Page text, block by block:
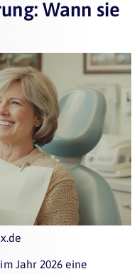
Wann sie
Jahr 2026 eine